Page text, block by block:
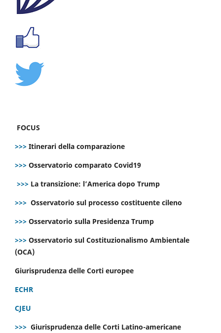
FOCUS
>>> Itinerari della comparazione
>>> Osservatorio comparato Covid19
>>> La transizione: l’America dopo Trump
>>> Osservatorio sul processo costituente cileno
>>> Osservatorio sulla Presidenza Trump
>>> Osservatorio sul Costituzionalismo Ambientale
(OCA)
Giurisprudenza delle Corti europee
ECHR
CJEU
>>> Giurisprudenza delle Corti Latino-americane